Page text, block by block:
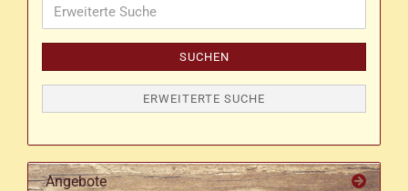
Suche
SUCHEN
ERWEITERTE SUCHE
Angebote